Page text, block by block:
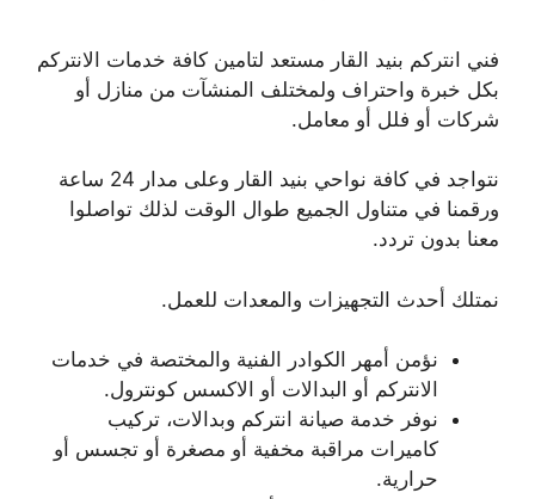
فني انتركم بنيد القار مستعد لتامين كافة خدمات الانتركم
بكل خبرة واحتراف ولمختلف المنشآت من منازل أو
شركات أو فلل أو معامل.
نتواجد في كافة نواحي بنيد القار وعلى مدار 24 ساعة
ورقمنا في متناول الجميع طوال الوقت لذلك تواصلوا
معنا بدون تردد.
نمتلك أحدث التجهيزات والمعدات للعمل.
نؤمن أمهر الكوادر الفنية والمختصة في خدمات
الانتركم أو البدالات أو الاكسس كونترول.
نوفر خدمة صيانة انتركم وبدالات، تركيب
كاميرات مراقبة مخفية أو مصغرة أو تجسس أو
حرارية.